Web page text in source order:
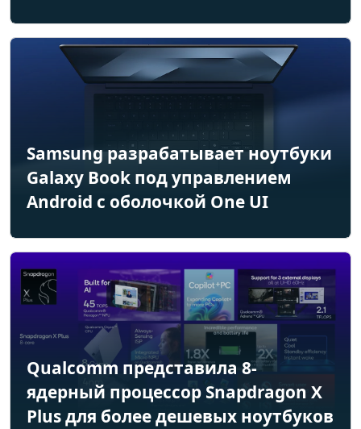
Samsung разрабатывает ноутбуки
Galaxy Book под управлением
Android с оболочкой One UI
Qualcomm представила 8-
ядерный процессор Snapdragon X
Plus для более дешевых ноутбуков